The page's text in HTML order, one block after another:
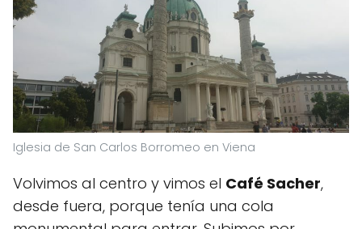
Iglesia de San Carlos Borromeo en Viena
Volvimos al centro y vimos el Café Sacher,
desde fuera, porque tenía una cola